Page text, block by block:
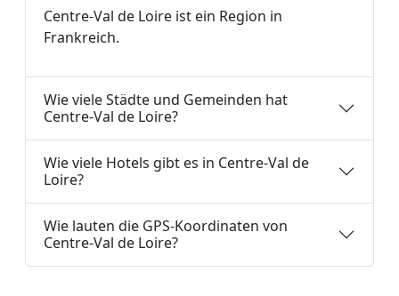
Centre-Val de Loire ist ein Region in
Frankreich.
Wie viele Städte und Gemeinden hat
Centre-Val de Loire?
Wie viele Hotels gibt es in Centre-Val de
Loire?
Wie lauten die GPS-Koordinaten von
Centre-Val de Loire?